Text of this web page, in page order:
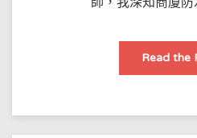
Read the